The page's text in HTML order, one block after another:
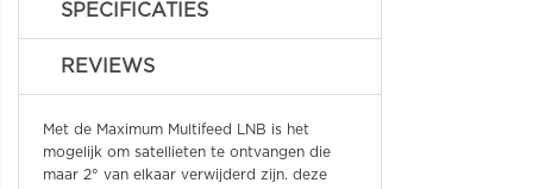
SPECIFICATIES
REVIEWS
Met de Maximum Multifeed LNB is het
mogelijk om satellieten te ontvangen die
maar 2° van elkaar verwijderd zijn. deze